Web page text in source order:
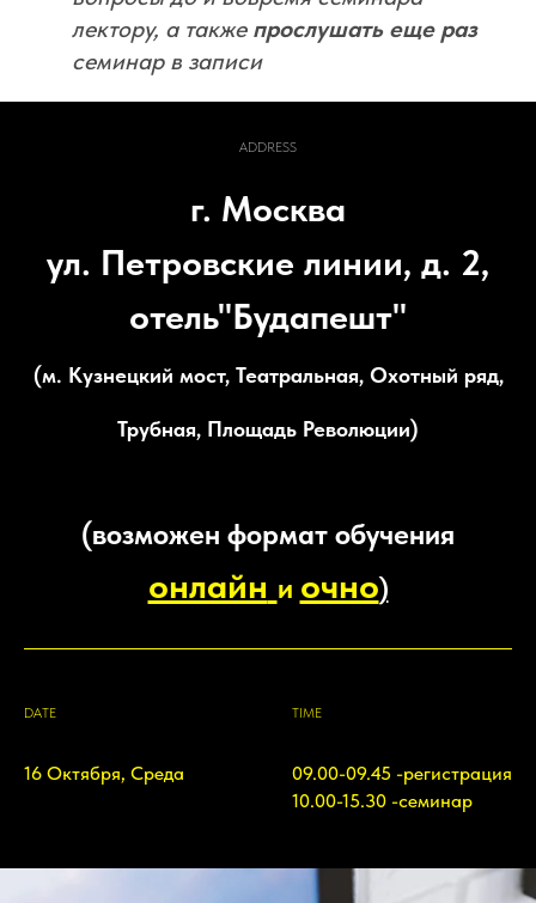
лектору, а также прослушать еще раз
семинар в записи
ADDRESS
г. Москва
ул. Петровские линии, д. 2,
отель"Будапешт"
(м. Кузнецкий мост, Театральная, Охотный ряд,
Трубная, Площадь Революции)
(возможен формат обучения
онлайн и очно)
DATE TIME
16 Октября, Среда
09.00-09.45 -регистрация
10.00-15.30 -семинар